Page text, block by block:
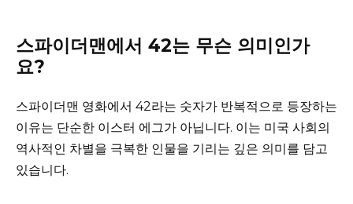
스파이더맨에서 42는 무슨 의미인가
요?
스파이더맨 영화에서 42라는 숫자가 반복적으로 등장하는
이유는 단순한 이스터 에그가 아닙니다. 이는 미국 사회의
역사적인 차별을 극복한 인물을 기리는 깊은 의미를 담고
있습니다.